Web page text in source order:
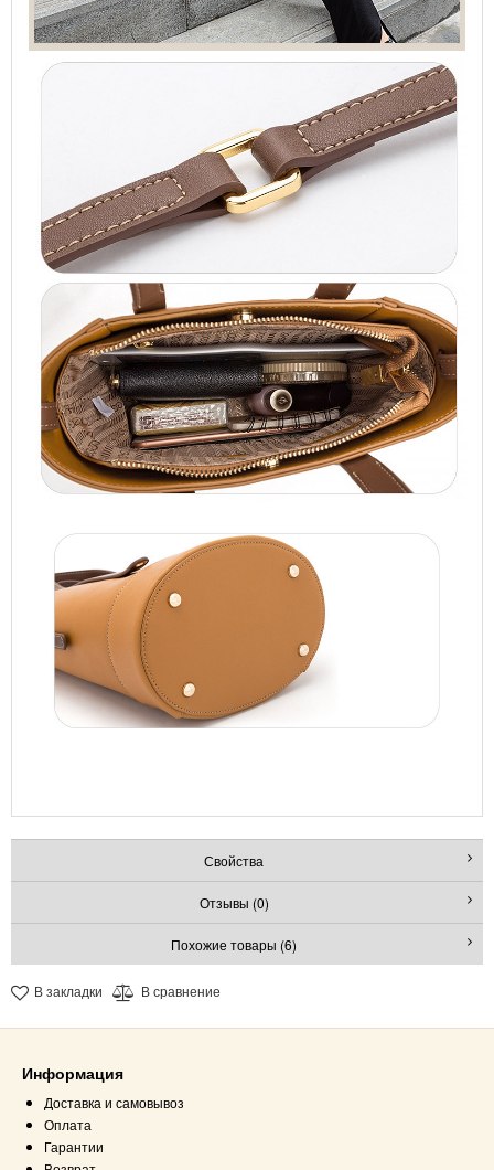
Свойства
Отзывы (0)
Похожие товары (6)
В закладки В сравнение
Информация
Доставка и самовывоз
Оплата
Гарантии